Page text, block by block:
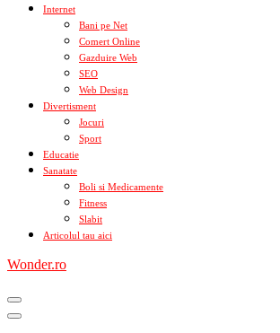
Internet
Bani pe Net
Comert Online
Gazduire Web
SEO
Web Design
Divertisment
Jocuri
Sport
Educatie
Sanatate
Boli si Medicamente
Fitness
Slabit
Articolul tau aici
Wonder.ro